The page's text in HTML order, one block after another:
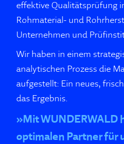
effektive Qua­li­tätsprüfung
Rohma­te­rial- und
Unter­nehmen und
Wir haben in einem
analytischen Prozess die
aufgestellt: Ein neues,
das Ergebnis.
»Mit WUNDERWALD
optimalen Partner für